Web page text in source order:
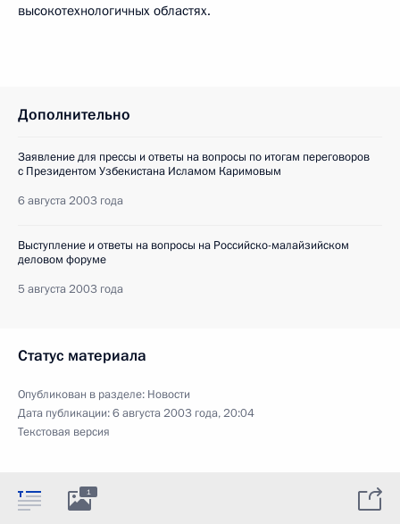
высокотехнологичных областях.
Дополнительно
Заявление для прессы и ответы на вопросы по итогам переговоров
с Президентом Узбекистана Исламом Каримовым
6 августа 2003 года
Выступление и ответы на вопросы на Российско-малайзийском
деловом форуме
5 августа 2003 года
Статус материала
Опубликован в разделе: Новости
Дата публикации:6 августа 2003 года, 20:04
Текстовая версия
1